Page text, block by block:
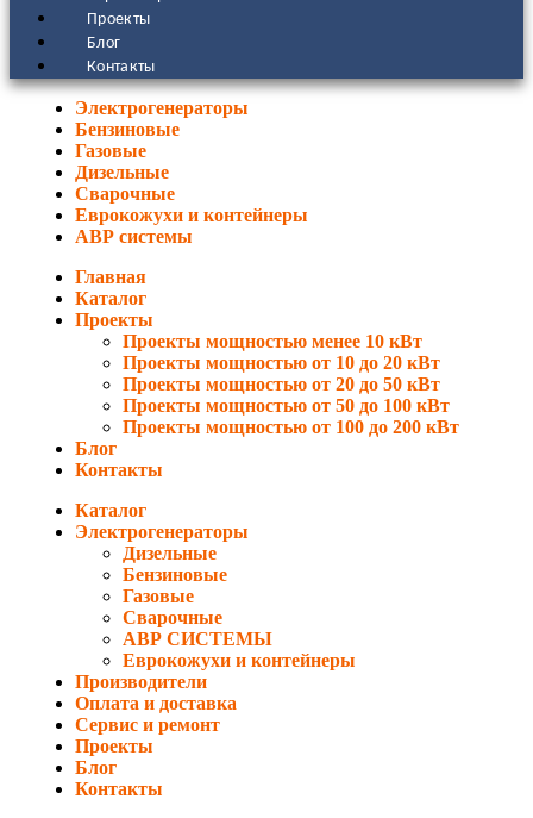
Проекты
Блог
Контакты
Электрогенераторы
Бензиновые
Газовые
Дизельные
Сварочные
Еврокожухи и контейнеры
АВР системы
Главная
Каталог
Проекты
Проекты мощностью менее 10 кВт
Проекты мощностью от 10 до 20 кВт
Проекты мощностью от 20 до 50 кВт
Проекты мощностью от 50 до 100 кВт
Проекты мощностью от 100 до 200 кВт
Блог
Контакты
Каталог
Электрогенераторы
Дизельные
Бензиновые
Газовые
Сварочные
АВР СИСТЕМЫ
Еврокожухи и контейнеры
Производители
Оплата и доставка
Сервис и ремонт
Проекты
Блог
Контакты